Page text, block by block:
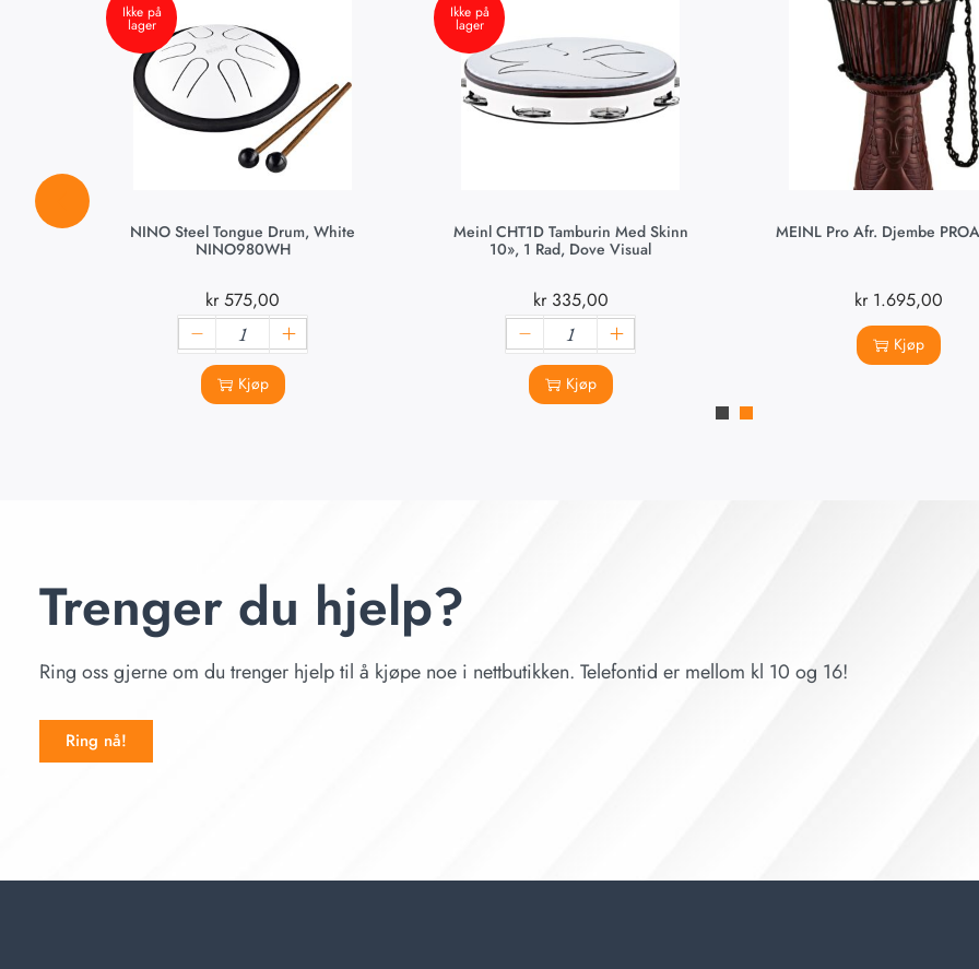
Ikke på
lager
NINO Steel Tongue Drum, White
NINO980WH
kr575,00
Kjøp
Ikke på
lager
Meinl CHT1D Tamburin Med Skinn
10», 1 Rad, Dove Visual
kr335,00
Kjøp
MEINL Pro Afr. Djembe
kr1.695,00
Kjøp
Trenger du hjelp?
Ring oss gjerne om du trenger hjelp til å kjøpe noe i nettbutikken. Telefontid er mellom kl 10 og 16!
Ring nå!